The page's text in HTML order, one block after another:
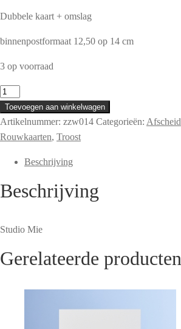
Dubbele kaart + omslag
binnenpostformaat 12,50 op 14 cm
3 op voorraad
Ik
wens
je
lichtjes
is
Toevoegen aan winkelwagen
Artikelnummer: zzw014 Categorieën: Afscheid
Rouwkaarten, Troost
Beschrijving
Beschrijving
Studio Mie
Gerelateerde producten